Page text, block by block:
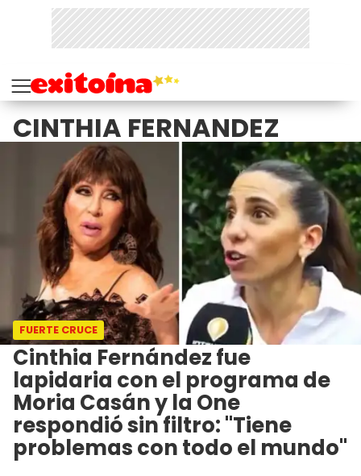
CINTHIA FERNANDEZ
FUERTE CRUCE
Cinthia Fernández fue
lapidaria con el programa de
Moria Casán y la One
respondió sin filtro: "Tiene
problemas con todo el mundo"